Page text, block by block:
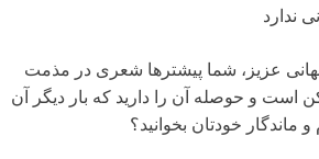
ندارد
عزیز، شما پیشترها شعری در مذمت
است و حوصله آن را دارید که بار دیگر آن
ماندگار خودتان بخوانید؟